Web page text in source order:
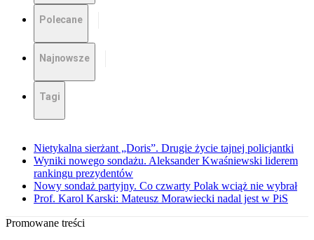
Polecane
Najnowsze
Tagi
Nietykalna sierżant „Doris”. Drugie życie tajnej policjantki
Wyniki nowego sondażu. Aleksander Kwaśniewski liderem
rankingu prezydentów
Nowy sondaż partyjny. Co czwarty Polak wciąż nie wybrał
Prof. Karol Karski: Mateusz Morawiecki nadal jest w PiS
Promowane treści